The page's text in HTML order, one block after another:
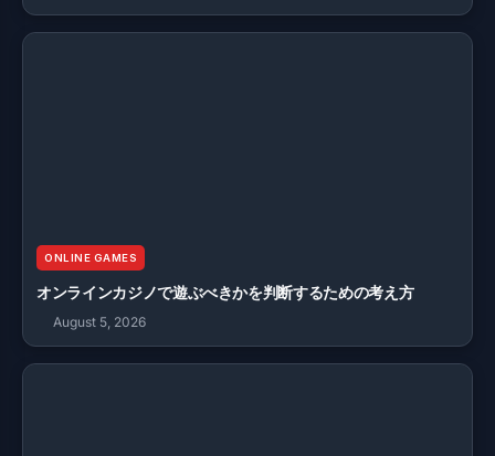
ONLINE GAMES
オンラインカジノで遊ぶべきかを判断するための考え方
August 5, 2026